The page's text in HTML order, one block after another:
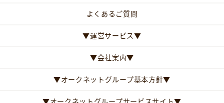
よくあるご質問
▼運営サービス▼
▼会社案内▼
▼オークネットグループ基本方針▼